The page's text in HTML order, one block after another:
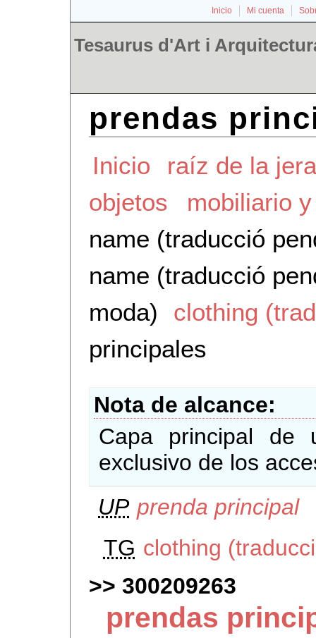
Inicio Mi cuenta
Tesaurus d'Art i
prendas
Inicio
raíz de la
objetos
mobiliario
name (traducció
name (traducció
moda)
clothing
principales
Nota de alcance
Capa principal de
exclusivo de los
UP prenda principal
TG clothing
300209263
prendas